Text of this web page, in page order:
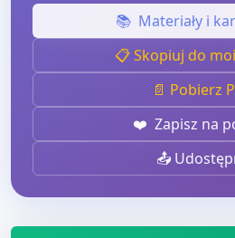
📚 Materiały i
📋 Skopiuj do
📄 Pobierz
❤️ Zapisz na
📤